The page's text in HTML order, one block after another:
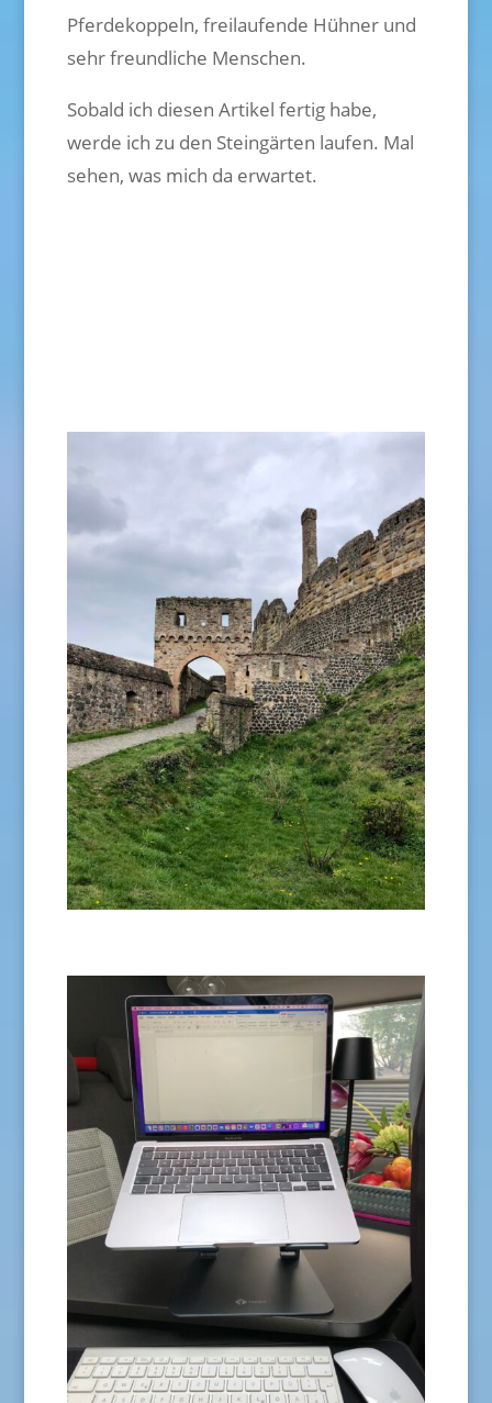
Pferdekoppeln, freilaufende Hühner und
sehr freundliche Menschen.
Sobald ich diesen Artikel fertig habe,
werde ich zu den Steingärten laufen. Mal
sehen, was mich da erwartet.